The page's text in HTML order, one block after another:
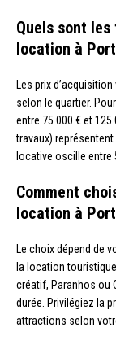
Quels sont
location à
Les prix
selon le quartier.
entre 75 000 € et
travaux) représentent
locative oscille entre
Comment
location à
Le choix dépend de
la location
créatif, Paranhos ou
durée. Privilégiez la
attractions selon